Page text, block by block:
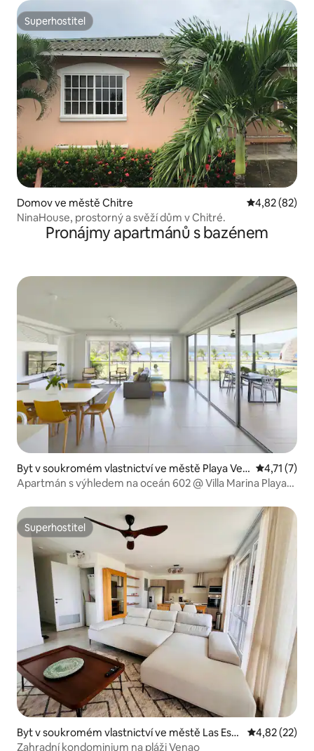
Superhostitel
Superhostitel
Domov ve městě Chitre Průměrné
4,82 (82)
NinaHouse, prostorný a svěží dům v Chitré.
Pronájmy apartmánů s bazénem
Byt v soukromém vlastnictví ve městě Playa Ven
ao
Průměrné
4,71 (7)
Apartmán s výhledem na oceán 602 @ Villa Marina Playa
Superhostitel
Superhostitel
Byt v soukromém vlastnictví ve městě Las Esc
obas del Venado
Průměrné
4,82 (22)
Zahradní kondominium na pláži Venao